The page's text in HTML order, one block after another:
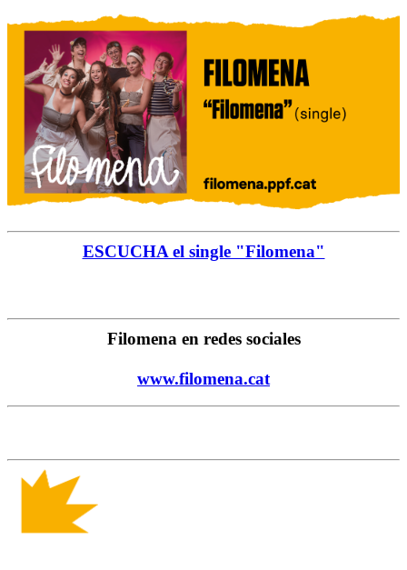
ESCUCHA el single "Filomena"
Filomena en redes sociales
www.filomena.cat